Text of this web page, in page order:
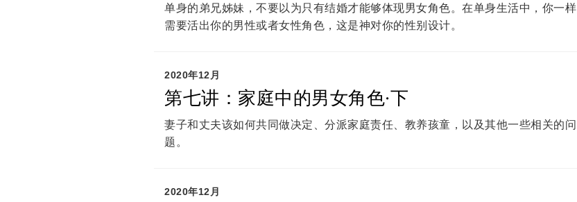
单身的弟兄姊妹，不要以为只有结婚才能够体现男女角色。在单身生活中，你一样
需要活出你的男性或者女性角色，这是神对你的性别设计。
2020年12月
第七讲：家庭中的男女角色·下
妻子和丈夫该如何共同做决定、分派家庭责任、教养孩童，以及其他一些相关的问
题。
2020年12月